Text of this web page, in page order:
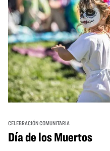
CELEBRACIÓN COMUNITARIA
Día de los Muertos